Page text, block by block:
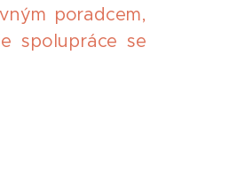
poradcem,
spolupráce se